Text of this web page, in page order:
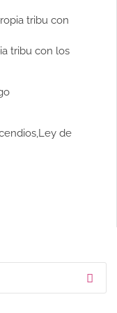
tribu con
tribu con los
,Ley de